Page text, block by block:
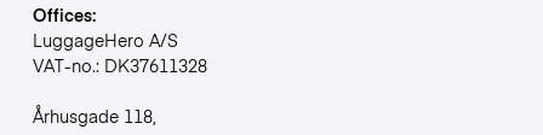
Offices:
LuggageHero A/S
VAT-no.: DK37611328
Århusgade 118,